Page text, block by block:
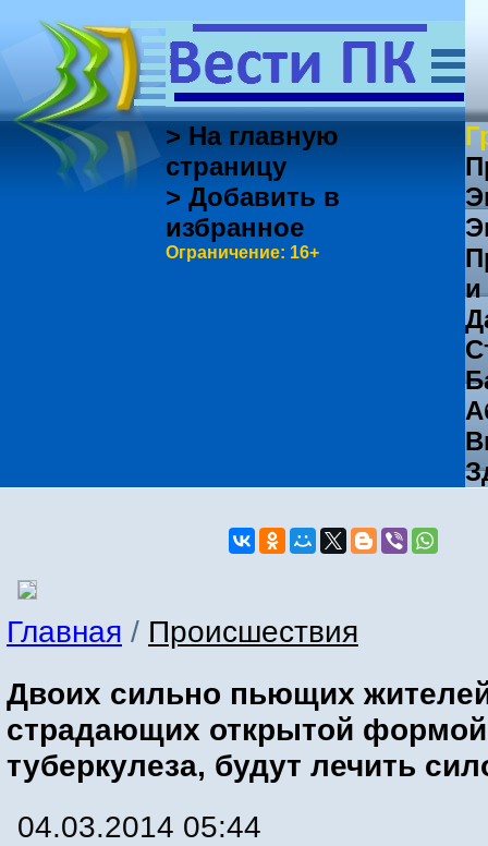
> На главную
страницу
> Добавить в
избранное
Ограничение: 16+
Главная / Происшествия
Двоих сильно пьющих
страдающих открытой формой
туберкулеза, будут лечить
04.03.2014 05:44